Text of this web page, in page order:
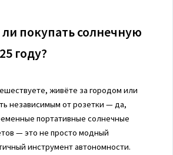
ли покупать солнечную
году?
живёте за городом или
независимым от розетки — да,
портативные солнечные
— это не просто модный
инструмент автономности.